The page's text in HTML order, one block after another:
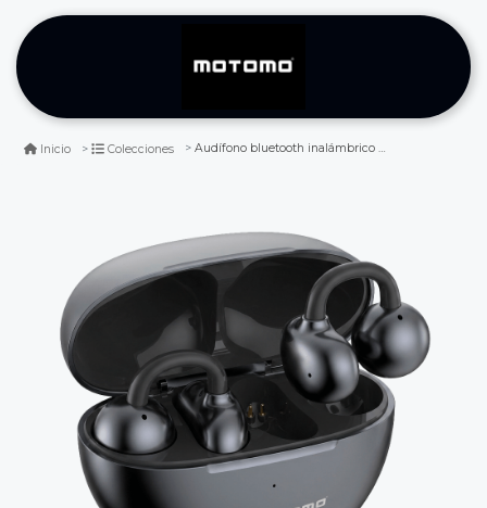
Inicio Colecciones Audífono bluetooth inalámbrico motomo mo-l0245 negro 60h